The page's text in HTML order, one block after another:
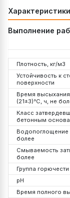
Характеристики
Выполнение
Плотность, кг/м3
Устойчивость к
поверхности
Время высыхания
(21±3)°С, ч, не
Класс
бетонным
Водопоглощение
более
Смываемость
более
Группа
pH
Время полного